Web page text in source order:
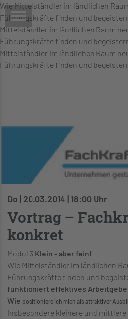
Wie Mittelständler im ländlichen
Führungskräfte finden und
Mittelständler im ländlichen Raum
Führungskräfte finden und
Mittelständler im ländlichen Raum
Führungskräfte finden und
Do | 20.03.2014 | 18:00 Uhr
Vortrag –
konkret
Modul 3 Klein - aber fein!
Wie Mittelständler im ländlichen
Führungskräfte finden und
funktioniert effektives
Wie positioniere ich mich als attraktiver
Insbesondere kleinere und mittlere